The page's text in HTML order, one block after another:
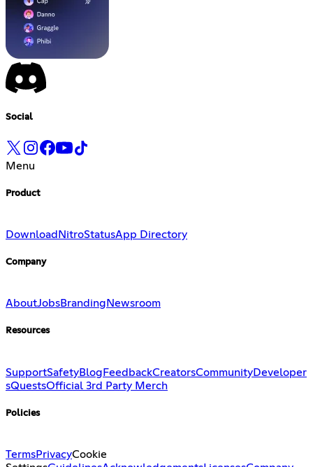
Social
Menu
Product
Download NitroStatusApp Directory
Company
AboutJobsBranding Newsroom
Resources
SupportSafetyBlogFeedbackCreatorsCommunityDeveloper
sQuestsOfficial 3rd Party Merch
Policies
TermsPrivacyCookie